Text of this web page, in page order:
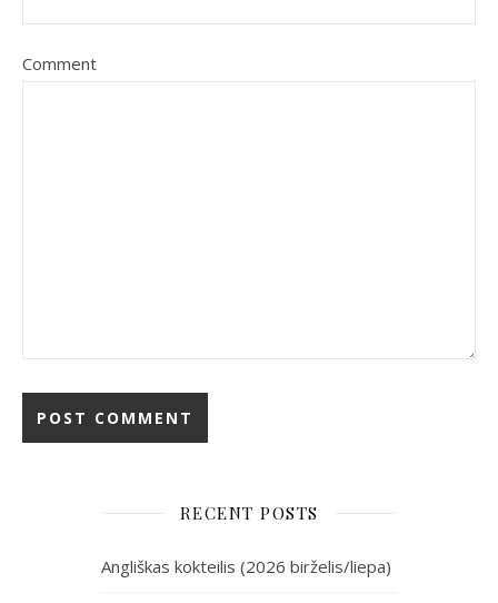
Comment
RECENT POSTS
Angliškas kokteilis (2026 birželis/liepa)